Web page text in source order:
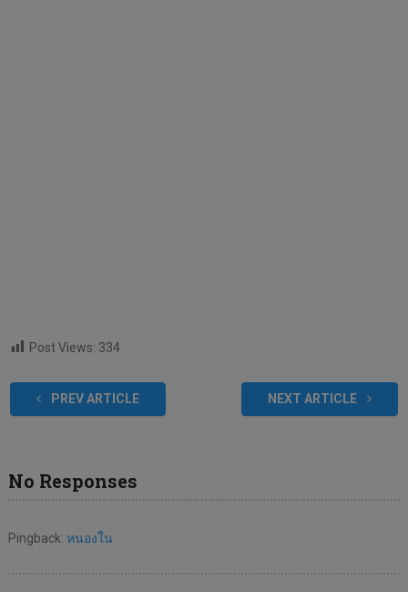
Post Views: 334
PREV ARTICLE NEXT ARTICLE
No Responses
Pingback: หนองใน